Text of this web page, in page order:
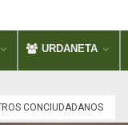
URDANETA
CONCIUDADANOS